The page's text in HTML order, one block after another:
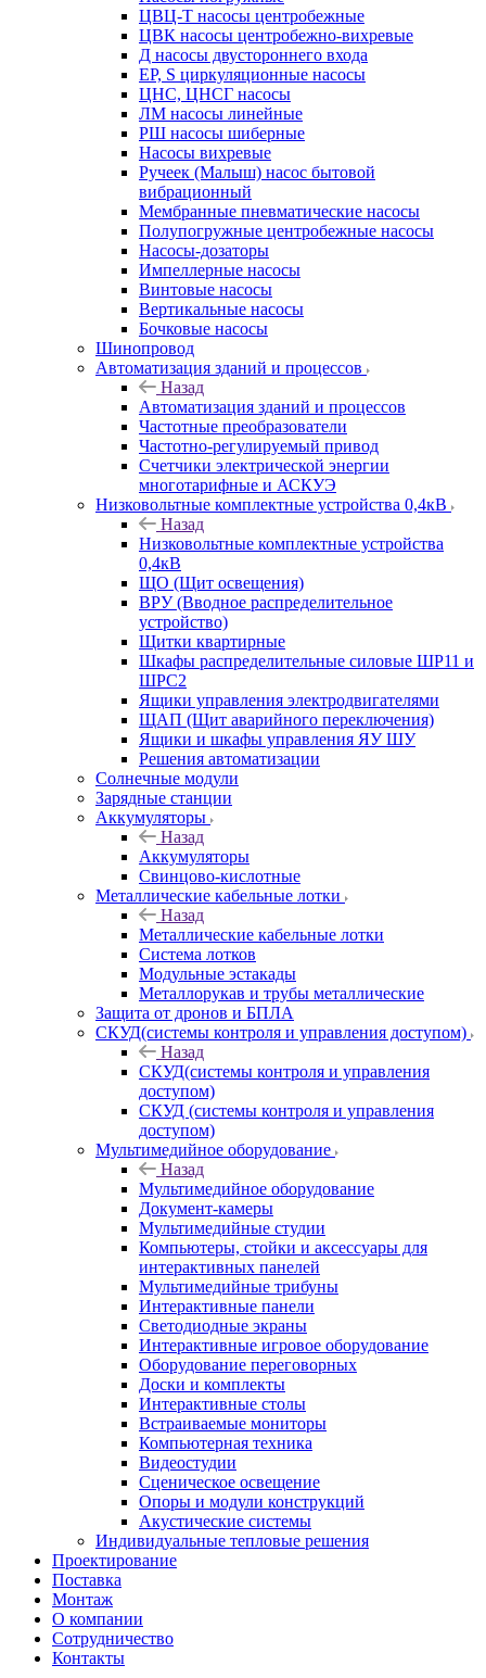
ЦВЦ-Т насосы центробежные
ЦВК насосы центробежно-вихревые
Д насосы двустороннего входа
EP, S циркуляционные насосы
ЦНС, ЦНСГ насосы
ЛМ насосы линейные
РШ насосы шиберные
Насосы вихревые
Ручеек (Малыш) насос бытовой
вибрационный
Мембранные пневматические насосы
Полупогружные центробежные насосы
Насосы-дозаторы
Импеллерные насосы
Винтовые насосы
Вертикальные насосы
Бочковые насосы
Шинопровод
Автоматизация зданий и процессов
Назад
Автоматизация зданий и процессов
Частотные преобразователи
Частотно-регулируемый привод
Счетчики электрической энергии
многотарифные и АСКУЭ
Низковольтные комплектные устройства 0,4кВ
Назад
Низковольтные комплектные устройства
0,4кВ
ЩО (Щит освещения)
ВРУ (Вводное распределительное
устройство)
Щитки квартирные
Шкафы распределительные силовые ШР11 и
ШРС2
Ящики управления электродвигателями
ЩАП (Щит аварийного переключения)
Ящики и шкафы управления ЯУ ШУ
Решения автоматизации
Солнечные модули
Зарядные станции
Аккумуляторы
Назад
Аккумуляторы
Свинцово-кислотные
Металлические кабельные лотки
Назад
Металлические кабельные лотки
Система лотков
Модульные эстакады
Металлорукав и трубы металлические
Защита от дронов и БПЛА
СКУД(системы контроля и управления доступом)
Назад
СКУД(системы контроля и управления
доступом)
СКУД (системы контроля и управления
доступом)
Мультимедийное оборудование
Назад
Мультимедийное оборудование
Документ-камеры
Мультимедийные студии
Компьютеры, стойки и аксессуары для
интерактивных панелей
Мультимедийные трибуны
Интерактивные панели
Светодиодные экраны
Интерактивные игровое оборудование
Оборудование переговорных
Доски и комплекты
Интерактивные столы
Встраиваемые мониторы
Компьютерная техника
Видеостудии
Cценическое освещение
Опоры и модули конструкций
Акустические системы
Индивидуальные тепловые решения
Проектирование
Поставка
Монтаж
О компании
Сотрудничество
Контакты